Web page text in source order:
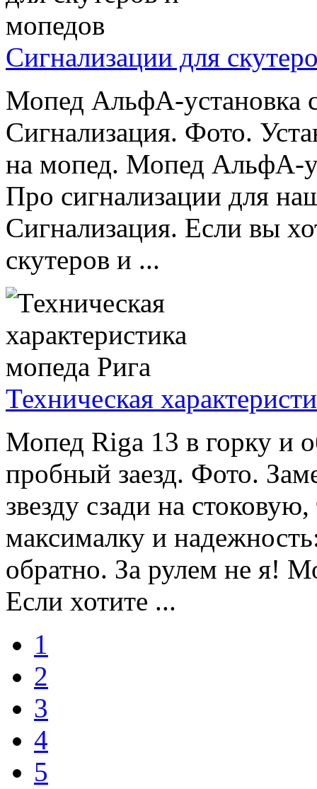
Сигнализации для
Мопед АльфА-установка
Сигнализация. Фото.
на мопед. Мопед АльфА-
Про сигнализации для
Сигнализация. Если вы
скутеров и ...
Техническая
Мопед Riga 13 в горку и
пробный заезд. Фото.
звезду сзади на
максималку и
обратно. За рулем не я!
Если хотите ...
1
2
3
4
5